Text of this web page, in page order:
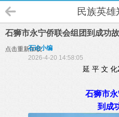
民族英雄
石狮市永宁侨联会组团到成功
点击重新加载
石论小编
2026-4-20 14:58:05
延 平 文 化
石狮市
到成